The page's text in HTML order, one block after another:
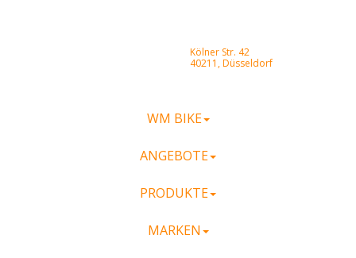
Kölner Str. 42
40211, Düsseldorf
WM BIKE
ANGEBOTE
PRODUKTE
MARKEN